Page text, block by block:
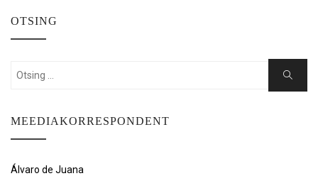
OTSING
Search
Search
MEEDIAKORRESPONDENT
Álvaro de Juana